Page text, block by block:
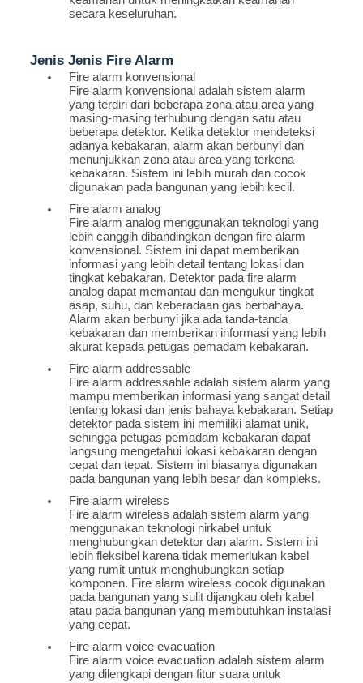
secara keseluruhan.
Jenis Jenis Fire Alarm
Fire alarm konvensional
Fire alarm konvensional adalah sistem alarm
yang terdiri dari beberapa zona atau area yang
masing-masing terhubung dengan satu atau
beberapa detektor. Ketika detektor mendeteksi
adanya kebakaran, alarm akan berbunyi dan
menunjukkan zona atau area yang terkena
kebakaran. Sistem ini lebih murah dan cocok
digunakan pada bangunan yang lebih kecil.
Fire alarm analog
Fire alarm analog menggunakan teknologi yang
lebih canggih dibandingkan dengan fire alarm
konvensional. Sistem ini dapat memberikan
informasi yang lebih detail tentang lokasi dan
tingkat kebakaran. Detektor pada fire alarm
analog dapat memantau dan mengukur tingkat
asap, suhu, dan keberadaan gas berbahaya.
Alarm akan berbunyi jika ada tanda-tanda
kebakaran dan memberikan informasi yang lebih
akurat kepada petugas pemadam kebakaran.
Fire alarm addressable
Fire alarm addressable adalah sistem alarm yang
mampu memberikan informasi yang sangat detail
tentang lokasi dan jenis bahaya kebakaran. Setiap
detektor pada sistem ini memiliki alamat unik,
sehingga petugas pemadam kebakaran dapat
langsung mengetahui lokasi kebakaran dengan
cepat dan tepat. Sistem ini biasanya digunakan
pada bangunan yang lebih besar dan kompleks.
Fire alarm wireless
Fire alarm wireless adalah sistem alarm yang
menggunakan teknologi nirkabel untuk
menghubungkan detektor dan alarm. Sistem ini
lebih fleksibel karena tidak memerlukan kabel
yang rumit untuk menghubungkan setiap
komponen. Fire alarm wireless cocok digunakan
pada bangunan yang sulit dijangkau oleh kabel
atau pada bangunan yang membutuhkan instalasi
yang cepat.
Fire alarm voice evacuation
Fire alarm voice evacuation adalah sistem alarm
yang dilengkapi dengan fitur suara untuk